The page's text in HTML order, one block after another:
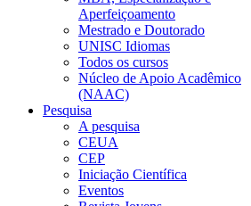
Aperfeiçoamento
Mestrado e Doutorado
UNISC Idiomas
Todos os cursos
Núcleo de Apoio Acadêmico
(NAAC)
Pesquisa
A pesquisa
CEUA
CEP
Iniciação Científica
Eventos